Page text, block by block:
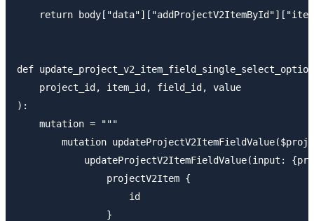
return
def
    project_id, item_id, field_id, value
):
    mutation = """
mutation
updateProjectV2ItemFieldValue(input:
                projectV2Item {
                    id
                }